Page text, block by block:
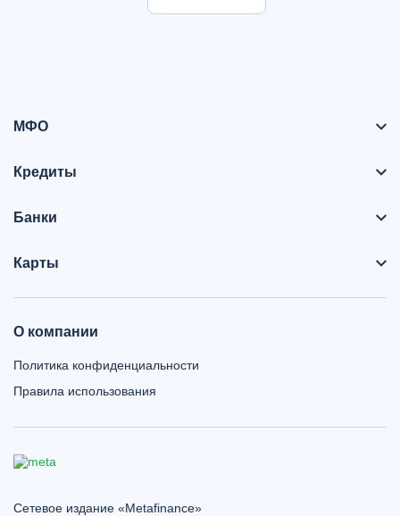
МФО
Кредиты
Банки
Карты
О компании
Политика конфиденциальности
Правила использования
Сетевое издание «Metafinance»